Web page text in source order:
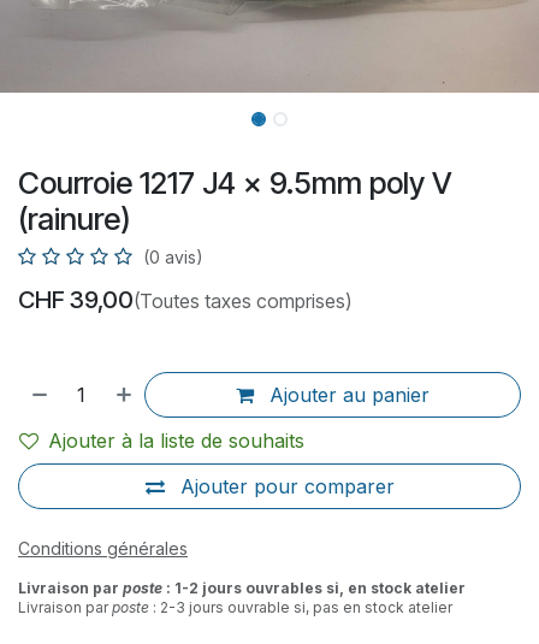
Courroie 1217 J4 x 9.5mm poly V
(rainure)
(0 avis)
CHF 39,00(Toutes taxes comprises)
Ajouter au panier
Ajouter pour comparer
Ajouter à la liste de souhaits
Conditions générales
Livraison par poste : 1-2 jours ouvrables si, en stock atelier
Livraison parposte : 2-3 jours ouvrable si, pas en stock atelier